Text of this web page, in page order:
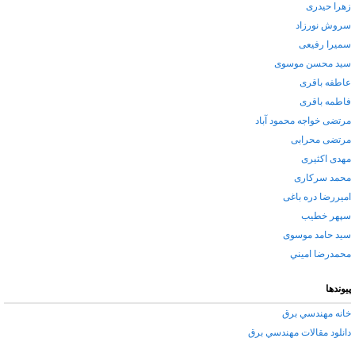
زهرا حیدری
سروش نورزاد
سمیرا رفیعی
سید محسن موسوی
عاطفه باقری
فاطمه باقری
مرتضی خواجه محمود آباد
مرتضی محرابی
مهدی اکثیری
محمد سرکاری
امیررضا دره باغی
سپهر خطيب
سید حامد موسوی
محمدرضا اميني
پیوندها
خانه مهندسي برق
دانلود مقالات مهندسي برق